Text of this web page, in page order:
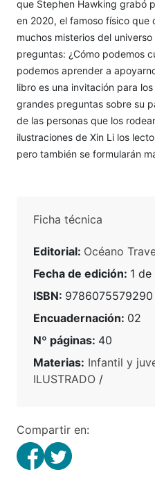
que Stephen Hawking grabó
en 2020, el famoso físico que
muchos misterios del
preguntas: ¿Cómo podemos
podemos aprender a
libro es una invitación para
grandes preguntas sobre su
de las personas que los
ilustraciones de Xin Li los
pero también se formularán
Ficha técnica
Editorial: Océano
Fecha de edición: 1
ISBN: 9786075579290
Encuadernación: 02
Nº páginas: 40
Materias: Infantil y
ILUSTRADO /
Compartir en: